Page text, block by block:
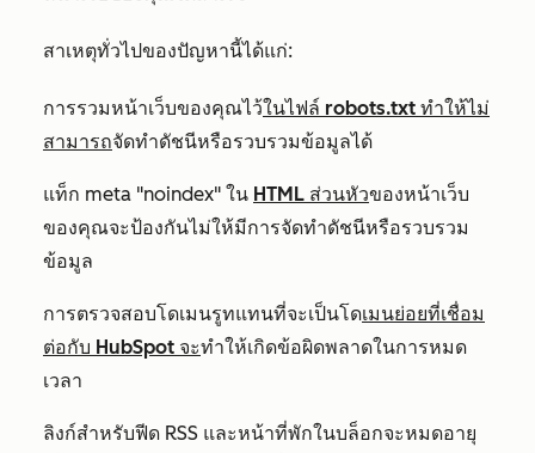
สาเหตุทั่วไปของปัญหานี้ได้แก่:
การรวมหน้าเว็บของคุณไว้ในไฟล์ robots.txt ทำให้ไม่
สามารถจัดทำดัชนีหรือรวบรวมข้อมูลได้
แท็ก meta "noindex" ใน HTML ส่วนหัวของหน้าเว็บ
ของคุณจะป้องกันไม่ให้มีการจัดทำดัชนีหรือรวบรวม
ข้อมูล
การตรวจสอบโดเมนรูทแทนที่จะเป็นโดเมนย่อยที่เชื่อม
ต่อกับ HubSpot จะทำให้เกิดข้อผิดพลาดในการหมด
เวลา
ลิงก์สำหรับฟีด RSS และหน้าที่พักในบล็อกจะหมดอายุ